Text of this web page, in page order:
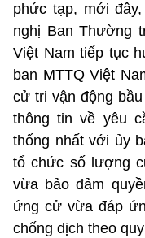
phức tạp, mới
nghị Ban Thường
Việt Nam tiếp tục
ban MTTQ Việt
cử tri vận động
thông tin về yêu
thống nhất với ủy
tổ chức số lượng
vừa bảo đảm
ứng cử vừa đáp
chống dịch theo